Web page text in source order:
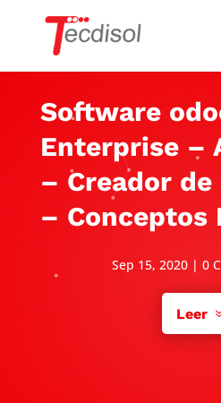
Software
Enterprise –
– Creador
– Conceptos
Sep 15, 2020| 0
Leer